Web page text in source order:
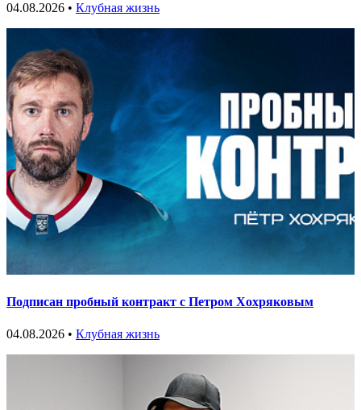
04.08.2026 • Клубная жизнь
Подписан пробный контракт с Петром Хохряковым
04.08.2026 • Клубная жизнь